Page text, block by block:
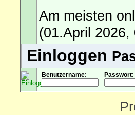
Am meisten
(01.April 2026,
Einloggen
Benutzername: Passwort: